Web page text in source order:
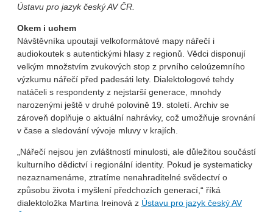
Ústavu pro jazyk český AV ČR.
Okem i uchem
Návštěvníka upoutají velkoformátové mapy nářečí i
audiokoutek s autentickými hlasy z regionů. Vědci disponují
velkým množstvím zvukových stop z prvního celoúzemního
výzkumu nářečí před padesáti lety. Dialektologové tehdy
natáčeli s respondenty z nejstarší generace, mnohdy
narozenými ještě v druhé polovině 19. století. Archiv se
zároveň doplňuje o aktuální nahrávky, což umožňuje srovnání
v čase a sledování vývoje mluvy v krajích.
„Nářečí nejsou jen zvláštností minulosti, ale důležitou součástí
kulturního dědictví i regionální identity. Pokud je systematicky
nezaznamenáme, ztratíme nenahraditelné svědectví o
způsobu života i myšlení předchozích generací,“ říká
dialektoložka Martina Ireinová z Ústavu pro jazyk český AV